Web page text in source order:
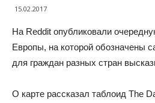
15.02.2017
На Reddit опубликовали
Европы, на которой обозначены
для граждан разных стран
О карте рассказал таблоид The